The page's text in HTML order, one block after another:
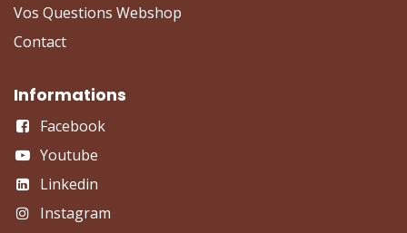
Vos Questions Webshop
Contact
Informations
Facebook
Youtube
Linkedin
Instagram